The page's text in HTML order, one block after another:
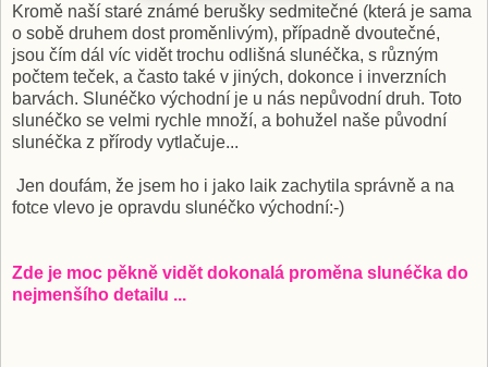
Kromě naší staré známé berušky sedmitečné (která je sama
o sobě druhem dost proměnlivým), případně dvoutečné,
jsou čím dál víc vidět trochu odlišná slunéčka, s různým
počtem teček, a často také v jiných, dokonce i inverzních
barvách. Slunéčko východní je u nás nepůvodní druh. Toto
slunéčko se velmi rychle množí, a bohužel naše původní
slunéčka z přírody vytlačuje...
Jen doufám, že jsem ho i jako laik zachytila správně a na
fotce vlevo je opravdu slunéčko východní:-)
Zde je moc pěkně vidět dokonalá proměna slunéčka do
nejmenšího detailu ...